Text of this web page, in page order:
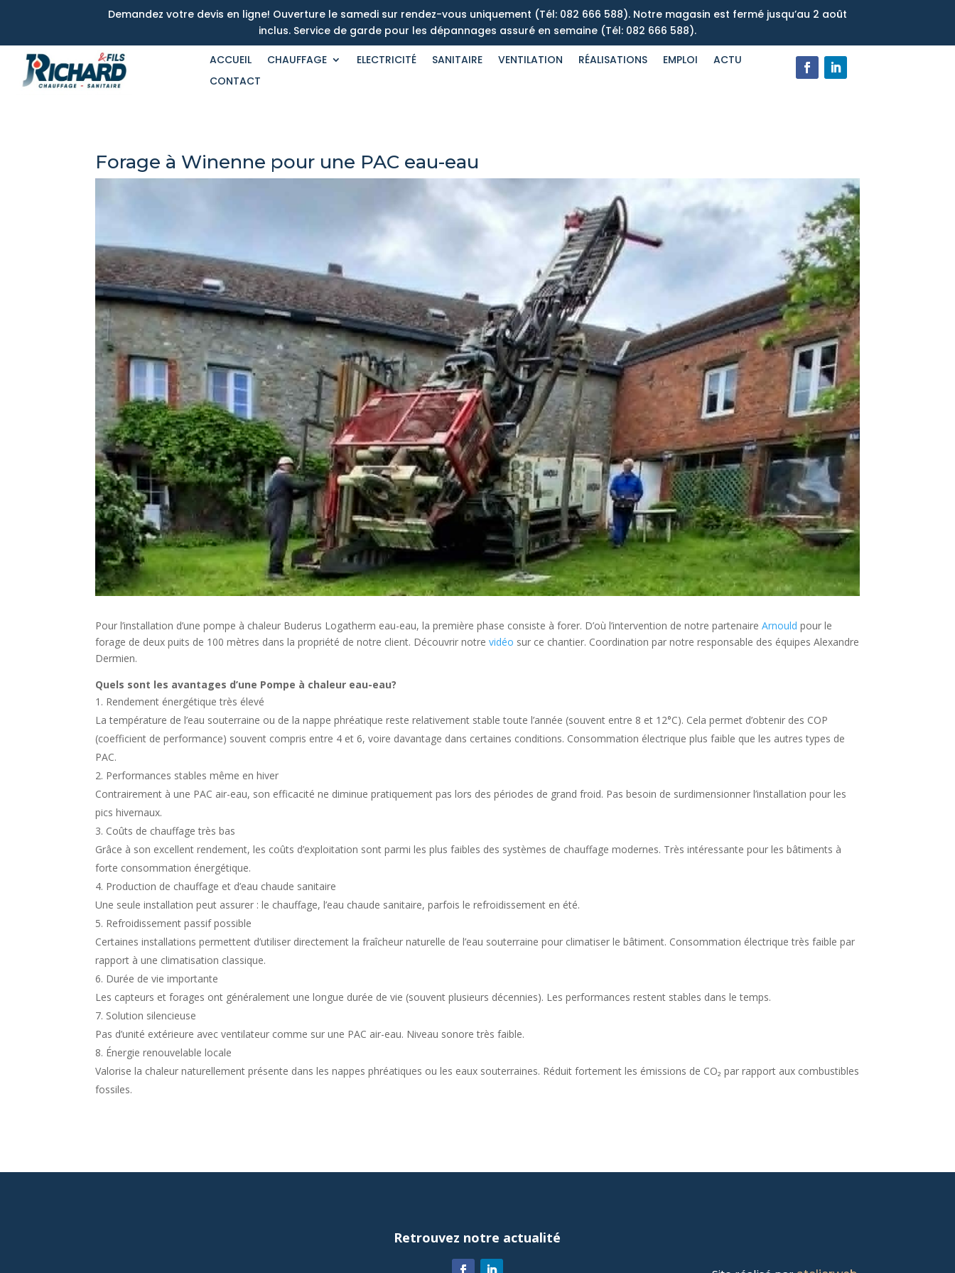
Demandez votre devis en ligne! Ouverture le samedi sur rendez-vous uniquement (Tél: 082 666 588). Notre magasin est fermé jusqu’au 2 août
inclus. Service de garde pour les dépannages assuré en semaine (Tél: 082 666 588).
ACCUEIL CHAUFFAGE ELECTRICITÉ SANITAIRE VENTILATION RÉALISATIONS EMPLOI
ACTU
CONTACT
Forage à Winenne pour une PAC eau-eau
Pour l’installation d’une pompe à chaleur Buderus Logatherm eau-eau, la première phase consiste à forer. D’où l’intervention de notre partenaireArnouldpour le
forage de deux puits de 100 mètres dans la propriété de notre client. Découvrir notrevidéo sur ce chantier. Coordination par notre responsable des équipes Alexandre
Dermien.
Quels sont les avantages d’une Pompe à chaleur eau-eau?
Rendement énergétique très élevé
La température de l’eau souterraine ou de la nappe phréatique reste relativement stable toute l’année (souvent entre 8 et 12°C). Cela permet d’obtenir des COP
(coefficient de performance) souvent compris entre 4 et 6, voire davantage dans certaines conditions. Consommation électrique plus faible que les autres types de
PAC.
Performances stables même en hiver
Contrairement à une PAC air-eau, son efficacité ne diminue pratiquement pas lors des périodes de grand froid. Pas besoin de surdimensionner l’installation pour les
pics hivernaux.
Coûts de chauffage très bas
Grâce à son excellent rendement, les coûts d’exploitation sont parmi les plus faibles des systèmes de chauffage modernes. Très intéressante pour les bâtiments à
forte consommation énergétique.
Production de chauffage et d’eau chaude sanitaire
Une seule installation peut assurer : le chauffage, l’eau chaude sanitaire, parfois le refroidissement en été.
Refroidissement passif possible
Certaines installations permettent d’utiliser directement la fraîcheur naturelle de l’eau souterraine pour climatiser le bâtiment. Consommation électrique très faible par
rapport à une climatisation classique.
Durée de vie importante
Les capteurs et forages ont généralement une longue durée de vie (souvent plusieurs décennies). Les performances restent stables dans le temps.
Solution silencieuse
Pas d’unité extérieure avec ventilateur comme sur une PAC air-eau. Niveau sonore très faible.
Énergie renouvelable locale
Valorise la chaleur naturellement présente dans les nappes phréatiques ou les eaux souterraines. Réduit fortement les émissions de CO₂ par rapport aux combustibles
fossiles.
Retrouvez notre actualité